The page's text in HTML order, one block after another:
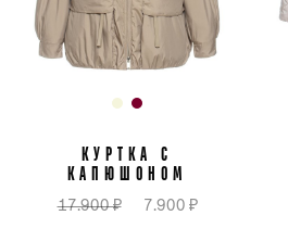
КУРТКА С
КАПЮШОНОМ
17.900 ₽ 7.900 ₽